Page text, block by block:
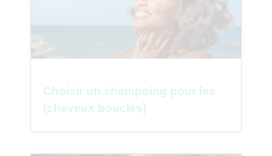
Choisir un shampoing pour les
(cheveux bouclés)